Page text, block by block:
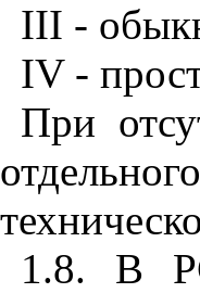
III -
IV -
При
1.8. В